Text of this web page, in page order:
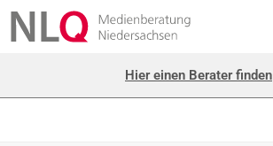
Hier einen Berater finden